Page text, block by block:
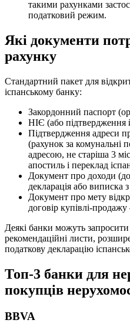
такими рахунками
податковий режим.
Які документи
рахунку
Стандартний пакет для
іспанському банку:
Закордонний паспорт
НІЄ (або підтвердження
Підтвердження адреси
(рахунок за комунальні
адресою, не старіша 3
апостиль і переклад
Документ про доходи
декларація або виписка
Документ про мету
договір купівлі-
Деякі банки можуть
рекомендаційні листи,
податкову декларацію
Топ-3 банки для
покупців
BBVA